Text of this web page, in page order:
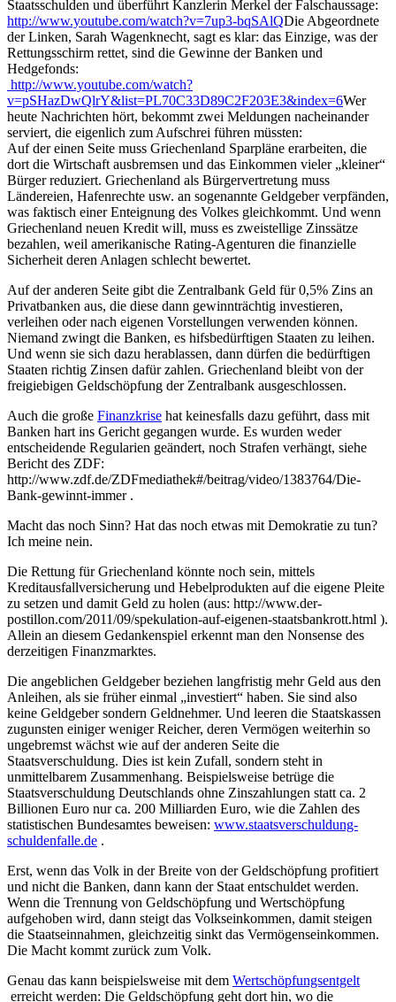
Staatsschulden und überführt Kanzlerin Merkel der Falschaussage:
http://www.youtube.com/watch?v=7up3-bqSAlQDie Abgeordnete
der Linken, Sarah Wagenknecht, sagt es klar: das Einzige, was der
Rettungsschirm rettet, sind die Gewinne der Banken und
Hedgefonds:
http://www.youtube.com/watch?
v=pSHazDwQlrY&list=PL70C33D89C2F203E3&index=6Wer
heute Nachrichten hört, bekommt zwei Meldungen nacheinander
serviert, die eigenlich zum Aufschrei führen müssten:
Auf der einen Seite muss Griechenland Sparpläne erarbeiten, die
dort die Wirtschaft ausbremsen und das Einkommen vieler „kleiner“
Bürger reduziert. Griechenland als Bürgervertretung muss
Ländereien, Hafenrechte usw. an sogenannte Geldgeber verpfänden,
was faktisch einer Enteignung des Volkes gleichkommt. Und wenn
Griechenland neuen Kredit will, muss es zweistellige Zinssätze
bezahlen, weil amerikanische Rating-Agenturen die finanzielle
Sicherheit deren Anlagen schlecht bewertet.
Auf der anderen Seite gibt die Zentralbank Geld für 0,5% Zins an
Privatbanken aus, die diese dann gewinnträchtig investieren,
verleihen oder nach eigenen Vorstellungen verwenden können.
Niemand zwingt die Banken, es hifsbedürftigen Staaten zu leihen.
Und wenn sie sich dazu herablassen, dann dürfen die bedürftigen
Staaten richtig Zinsen dafür zahlen. Griechenland bleibt von der
freigiebigen Geldschöpfung der Zentralbank ausgeschlossen.
Auch die große Finanzkrise hat keinesfalls dazu geführt, dass mit
Banken hart ins Gericht gegangen wurde. Es wurden weder
entscheidende Regularien geändert, noch Strafen verhängt, siehe
Bericht des ZDF:
http://www.zdf.de/ZDFmediathek#/beitrag/video/1383764/Die-
Bank-gewinnt-immer .
Macht das noch Sinn? Hat das noch etwas mit Demokratie zu tun?
Ich meine nein.
Die Rettung für Griechenland könnte noch sein, mittels
Kreditausfallversicherung und Hebelprodukten auf die eigene Pleite
zu setzen und damit Geld zu holen (aus: http://www.der-
postillon.com/2011/09/spekulation-auf-eigenen-staatsbankrott.html ).
Allein an diesem Gedankenspiel erkennt man den Nonsense des
derzeitigen Finanzmarktes.
Die angeblichen Geldgeber beziehen langfristig mehr Geld aus den
Anleihen, als sie früher einmal „investiert“ haben. Sie sind also
keine Geldgeber sondern Geldnehmer. Und leeren die Staatskassen
zugunsten einiger weniger Reicher, deren Vermögen weiterhin so
ungebremst wächst wie auf der anderen Seite die
Staatsverschuldung. Dies ist kein Zufall, sondern steht in
unmittelbarem Zusammenhang. Beispielsweise betrüge die
Staatsverschuldung Deutschlands ohne Zinszahlungen statt ca. 2
Billionen Euro nur ca. 200 Milliarden Euro, wie die Zahlen des
statistischen Bundesamtes beweisen: www.staatsverschuldung-
schuldenfalle.de .
Erst, wenn das Volk in der Breite von der Geldschöpfung profitiert
und nicht die Banken, dann kann der Staat entschuldet werden.
Wenn die Trennung von Geldschöpfung und Wertschöpfung
aufgehoben wird, dann steigt das Volkseinkommen, damit steigen
die Staatseinnahmen, gleichzeitig sinkt das Vermögenseinkommen.
Die Macht kommt zurück zum Volk.
Genau das kann beispielsweise mit dem Wertschöpfungsentgelt
erreicht werden: Die Geldschöpfung geht dort hin, wo die